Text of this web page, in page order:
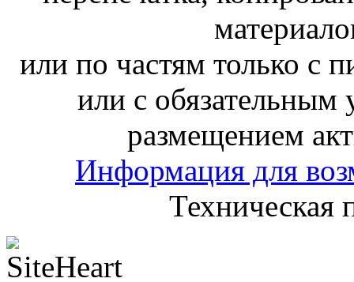
или по частям только с
или с
размещением
Информация для
Техническая